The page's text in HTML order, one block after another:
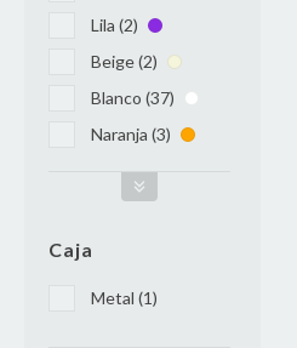
Lila (2)
Beige (2)
Blanco (37)
Naranja (3)
Caja
Metal (1)